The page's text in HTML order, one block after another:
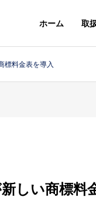
ホーム 取
＆STAFFS
ッフ
標料金表を導入
しい商標料